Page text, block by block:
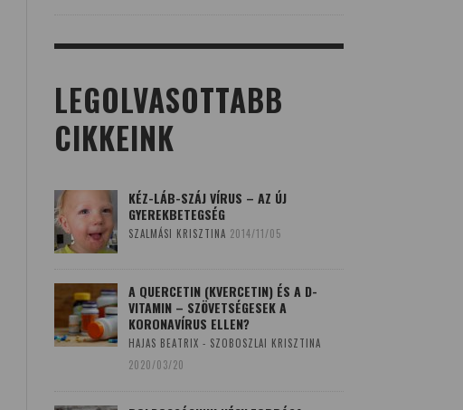
LEGOLVASOTTABB
CIKKEINK
KÉZ-LÁB-SZÁJ VÍRUS – AZ ÚJ
GYEREKBETEGSÉG
SZALMÁSI KRISZTINA 2014/11/05
A QUERCETIN (KVERCETIN) ÉS A D-
VITAMIN – SZÖVETSÉGESEK A
KORONAVÍRUS ELLEN?
HAJAS BEATRIX - SZOBOSZLAI KRISZTINA
2020/03/20